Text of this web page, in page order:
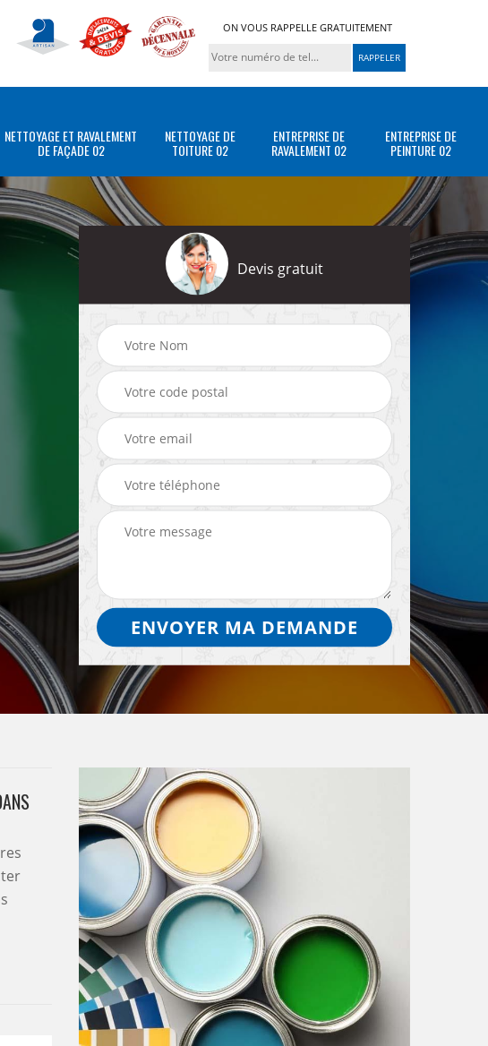
ON VOUS RAPPELLE GRATUITEMENT
NETTOYAGE ET RAVALEMENT
DE FAÇADE 02
NETTOYAGE DE
TOITURE 02
ENTREPRISE DE
RAVALEMENT 02
ENTREPRISE DE
PEINTURE 02
Devis gratuit